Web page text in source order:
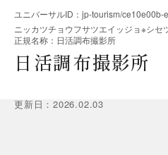
ユニバーサルID ： jp-tourism/ce10e00b-
ニッカツチョウフサツエイッジョ※シセ
正規名称 ： 日活調布撮影所
日活調布撮影所
更新日 ：2026.02.03